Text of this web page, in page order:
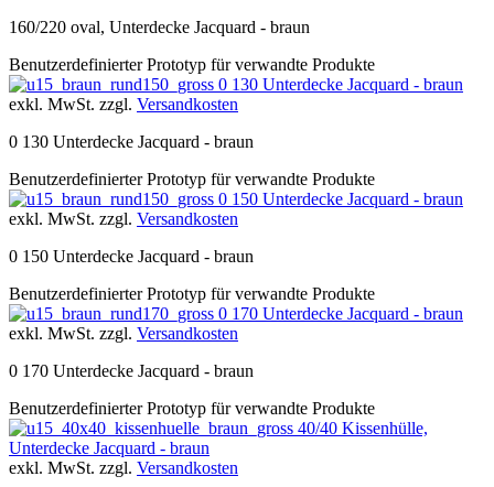
160/220 oval, Unterdecke Jacquard - braun
Benutzerdefinierter Prototyp für verwandte Produkte
0 130 Unterdecke Jacquard - braun
exkl. MwSt. zzgl. Versandkosten
0 130 Unterdecke Jacquard - braun
Benutzerdefinierter Prototyp für verwandte Produkte
0 150 Unterdecke Jacquard - braun
exkl. MwSt. zzgl. Versandkosten
0 150 Unterdecke Jacquard - braun
Benutzerdefinierter Prototyp für verwandte Produkte
0 170 Unterdecke Jacquard - braun
exkl. MwSt. zzgl. Versandkosten
0 170 Unterdecke Jacquard - braun
Benutzerdefinierter Prototyp für verwandte Produkte
40/40 Kissenhülle,
Unterdecke Jacquard - braun
exkl. MwSt. zzgl. Versandkosten